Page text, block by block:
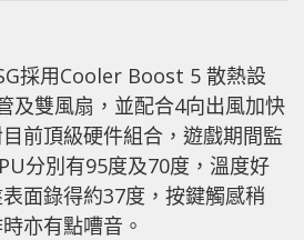
採用Cooler Boost 5 散熱設
及雙風扇，並配合4向出風加快
前頂級硬件組合，遊戲期間監
分別有95度及70度，溫度好
面錄得約37度，按鍵觸感稍
亦有點嘈音。